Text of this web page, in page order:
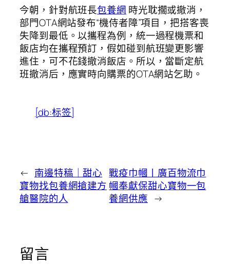
今朝，針對航班長包養網 時光耽擱或撤消，
部門OTA網站發布“機侍者障”項目，把搭客喪
失降到最低。以攜程為例，統一過程機票和
飯店均在攜程預訂，假如碰到航班變更影響
進住，可不花錢撤消飯店。所以，當斷定航
班撤消后，應實時向購票的OTA網站乞助。
[db:标签]
← 南邊特稿｜甜心
寶物找包養網搶建方
艙醫院的人
戰疫巾幗丨廣百物流巾
幗奉獻保甜心寶物一包
養網供應 →
留言